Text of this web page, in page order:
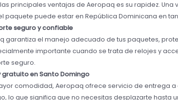
principales ventajas de Aeropaq es su rapidez.
paquete puede estar en República Dominicana en
seguro y confiable
garantiza el manejo adecuado de tus paquetes,
importante cuando se trata de relojes y
seguro.
gratuito en Santo Domingo
comodidad, Aeropaq ofrece servicio de entrega
lo que significa que no necesitas desplazarte hasta